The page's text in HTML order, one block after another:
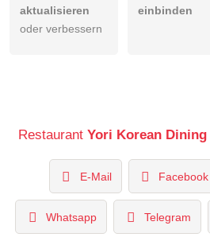
aktualisieren
oder verbessern
einbinden
Restaurant Yori Korean Dining
E-Mail Facebook
Whatsapp Telegram